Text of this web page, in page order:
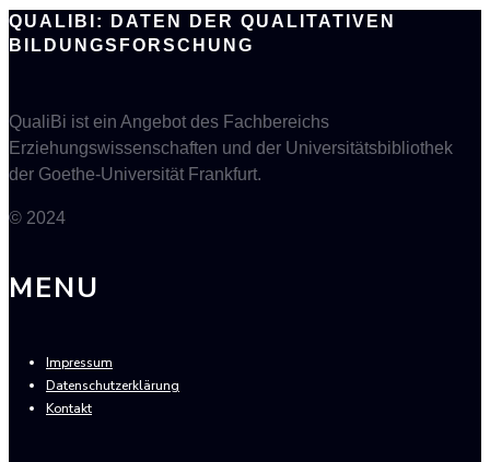
QUALIBI: DATEN DER QUALITATIVEN
BILDUNGSFORSCHUNG
QualiBi ist ein Angebot des Fachbereichs
Erziehungswissenschaften und der Universitätsbibliothek
der Goethe-Universität Frankfurt.
© 2024
MENU
Impressum
Datenschutzerklärung
Kontakt